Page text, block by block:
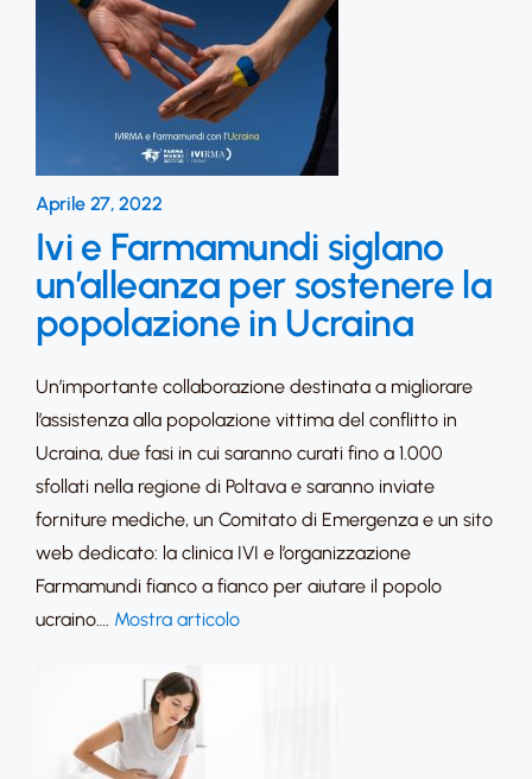
Aprile 27, 2022
Ivi e Farmamundi siglano
un’alleanza per sostenere la
popolazione in Ucraina
Un’importante collaborazione destinata a migliorare
l’assistenza alla popolazione vittima del conflitto in
Ucraina, due fasi in cui saranno curati fino a 1.000
sfollati nella regione di Poltava e saranno inviate
forniture mediche, un Comitato di Emergenza e un sito
web dedicato: la clinica IVI e l’organizzazione
Farmamundi fianco a fianco per aiutare il popolo
ucraino…. Mostra articolo